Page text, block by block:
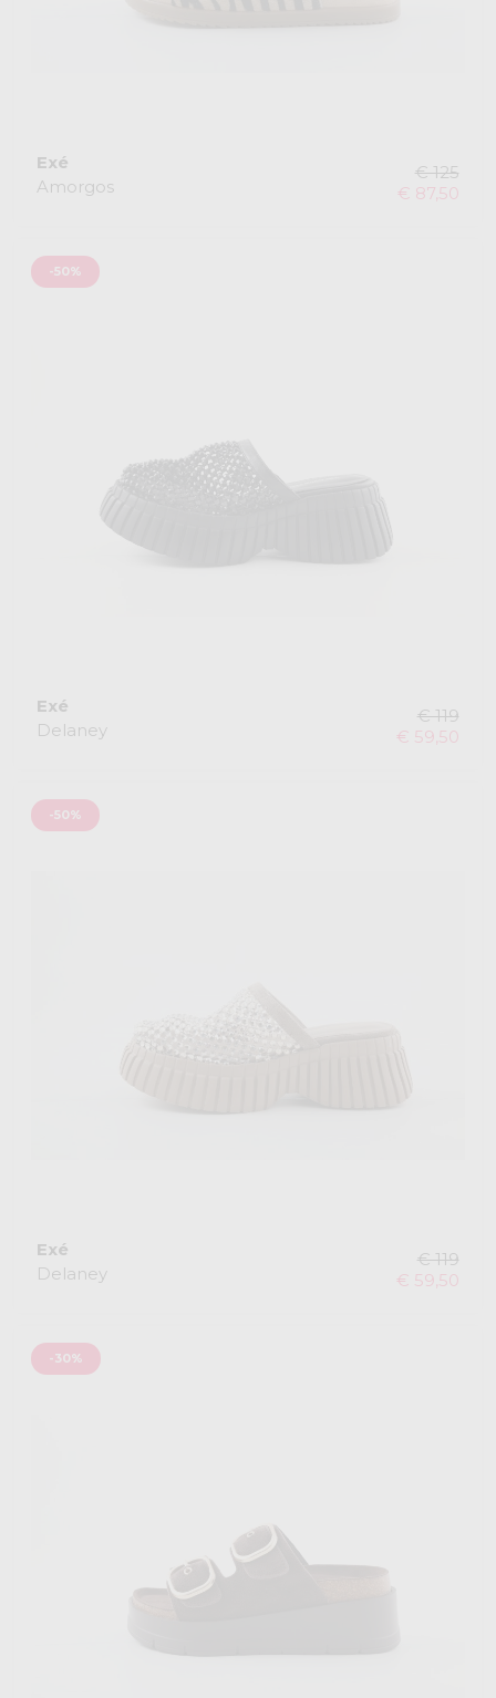
Exé
Amorgos
€ 125
€ 87,50
-50%
Exé
Delaney
€ 119
€ 59,50
-50%
Exé
Delaney
€ 119
€ 59,50
-30%